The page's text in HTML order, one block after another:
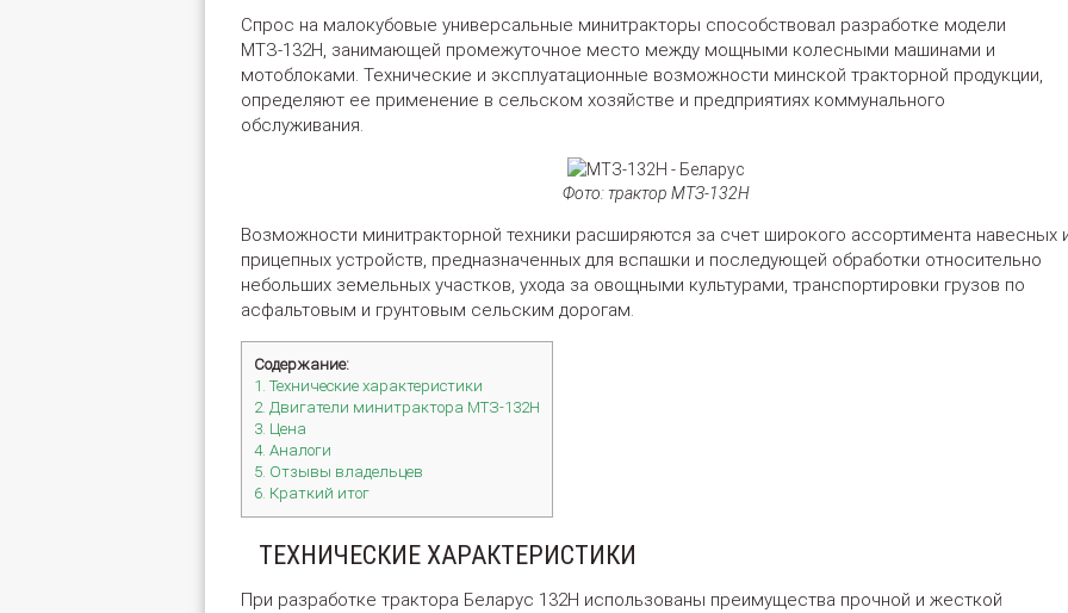
Спрос на малокубовые универсальные минитракторы способствовал разработке модели
МТЗ-132Н, занимающей промежуточное место между мощными колесными машинами и
мотоблоками. Технические и эксплуатационные возможности минской тракторной продукции,
определяют ее применение в сельском хозяйстве и предприятиях коммунального
обслуживания.
Фото: трактор МТЗ-132Н
Возможности минитракторной техники расширяются за счет широкого ассортимента навесных
прицепных устройств, предназначенных для вспашки и последующей обработки относительно
небольших земельных участков, ухода за овощными культурами, транспортировки грузов по
асфальтовым и грунтовым сельским дорогам.
Содержание:
1. Технические характеристики
2. Двигатели минитрактора МТЗ-132Н
3. Цена
4. Аналоги
5. Отзывы владельцев
6. Краткий итог
ТЕХНИЧЕСКИЕ ХАРАКТЕРИСТИКИ
При разработке трактора Беларус 132Н использованы преимущества прочной и жесткой